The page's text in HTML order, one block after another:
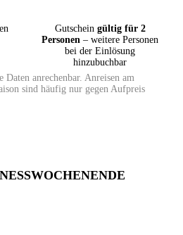
Gutschein gültig für 2
Personen – weitere Personen
bei der Einlösung
hinzubuchbar
anrechenbar. Anreisen am
sind häufig nur gegen Aufpreis